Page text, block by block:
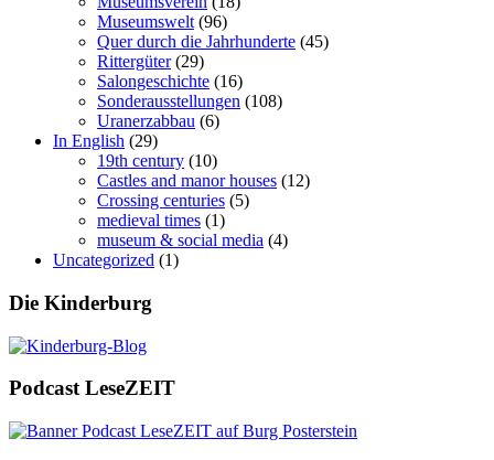
Museumswelt (96)
Quer durch die Jahrhunderte (45)
Rittergüter(29)
Salongeschichte (16)
Sonderausstellungen (108)
Uranerzabbau (6)
In English (29)
19th century (10)
Castles and manor houses (12)
Crossing centuries (5)
medieval times (1)
museum & social media (4)
Uncategorized (1)
Die Kinderburg
Podcast LeseZEIT